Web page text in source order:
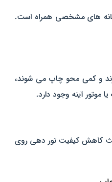
های مشخصی همراه است.
و کمی محو چاپ می‌ شوند،
آینه وجود دارد.
کاهش کیفیت نور دهی روی